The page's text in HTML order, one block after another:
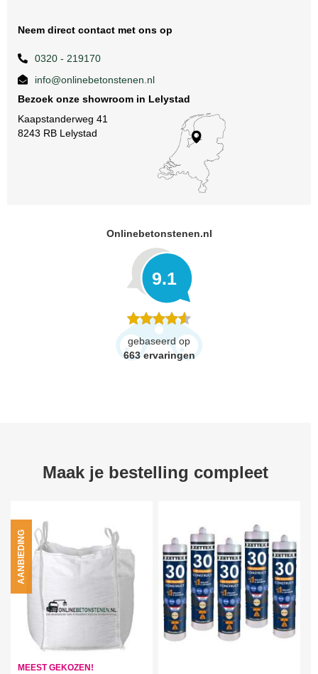
Neem direct contact met ons op
0320 - 219170
info@onlinebetonstenen.nl
Bezoek onze showroom in Lelystad
Kaapstanderweg 41
8243 RB Lelystad
Onlinebetonstenen.nl
9.1
gebaseerd op
663 ervaringen
Maak je bestelling compleet
MEEST GEKOZEN!
AANBIEDING